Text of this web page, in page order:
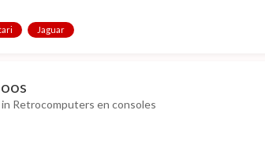
Jaguar
Retrocomputers en consoles